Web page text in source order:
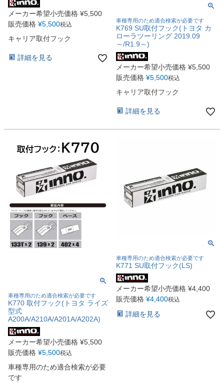
メーカー希望小売価格 ¥5,500
販売価格 ¥5,500税込
キャリア取付フック
詳細を見る
車種専用のため適合検索が必要です
K769 SU取付フック(トヨタ カ
ローラツーリング 2019.09
～/R1.9～)
メーカー希望小売価格 ¥5,500
販売価格 ¥5,500税込
キャリア取付フック
詳細を見る
車種専用のため適合検索が必要です
K770 取付フック(トヨタ ライズ
型式
A200A/A210A/A201A/A202A)
メーカー希望小売価格 ¥5,500
販売価格 ¥5,500税込
車種専用のため適合検索が必要
です
車種専用のため適合検索が必要です
K771 SU取付フック(LS)
メーカー希望小売価格 ¥4,400
販売価格 ¥4,400税込
詳細を見る